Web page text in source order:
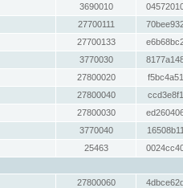
3690010
27700111
27700133
3770030
27800020
27800040
27800030
3770040
25463
27800060